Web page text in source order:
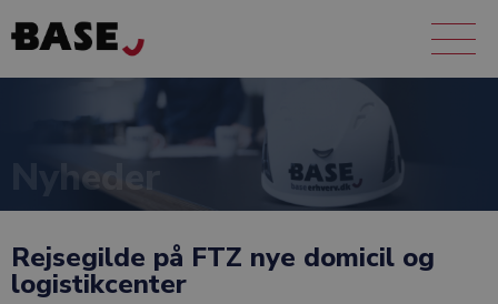
Nyheder
Rejsegilde på FTZ nye domicil og
logistikcenter